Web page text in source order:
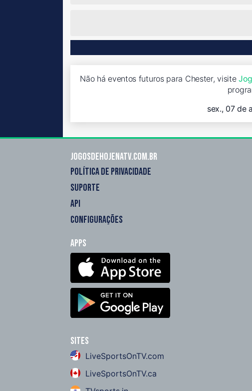
Não há eventos futuros para Chester, visite
sex., 07 de
Jogosdehojenatv.com.br
POLÍTICA DE PRIVACIDADE
SUPORTE
API
CONFIGURAÇÕES
Apps
Sites
LiveSportsOnTV.com
LiveSportsOnTV.ca